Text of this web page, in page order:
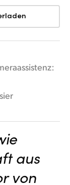
aus
von